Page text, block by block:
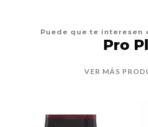
Puede que te interesen
Pro
VER MÁS